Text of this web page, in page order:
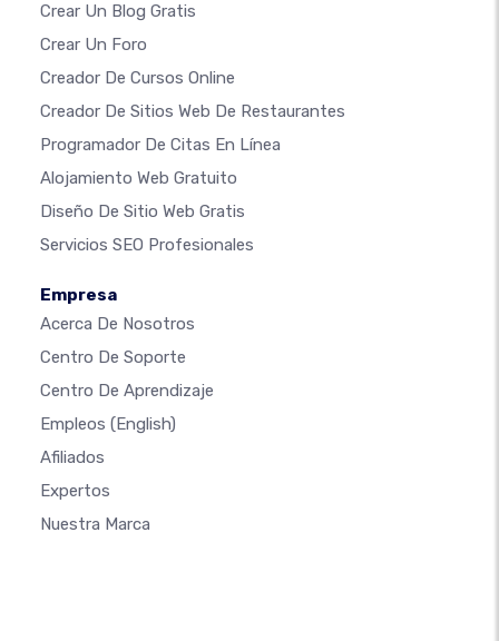
Crear Un Blog Gratis
Crear Un Foro
Creador De Cursos Online
Creador De Sitios Web De Restaurantes
Programador De Citas En Línea
Alojamiento Web Gratuito
Diseño De Sitio Web Gratis
Servicios SEO Profesionales
Empresa
Acerca De Nosotros
Centro De Soporte
Centro De Aprendizaje
Empleos (English)
Afiliados
Expertos
Nuestra Marca